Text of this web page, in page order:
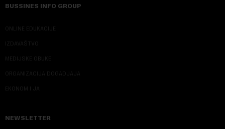
BUSSINES INFO GROUP
ONLINE EDUKACIJE
IZDAVAŠTVO
MEDIJSKE OBUKE
ORGANIZACIJA DOGADJAJA
EKONOM I JA
NEWSLETTER